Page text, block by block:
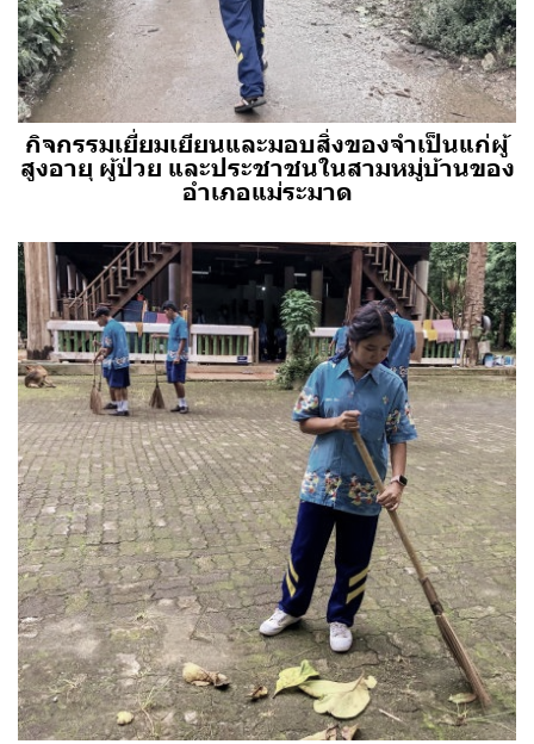
กิจกรรมเยี่ยมเยียนและมอบสิ่งของจำเป็นแก่ผู้
สูงอายุ ผู้ป่วย และประชาชนในสามหมู่บ้านของ
อำเภอแม่ระมาด